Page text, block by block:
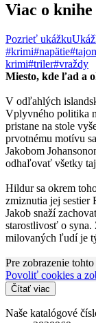
Viac o knihe
Pozrieť ukážku
#krimi#napätie
krimi#triler#vraždy
Miesto, kde ľad a
V odľahlých
Vplyvného politika
pristane na stole
prvotnému motívu
Jakobom
odhaľovať všetky
Hildur sa okrem
zmiznutia jej sestier
Jakob snaží
starostlivosť o
milovaných ľudí je
Pre zobrazenie
Povoliť cookies a
Čítať viac
Naše katalógové